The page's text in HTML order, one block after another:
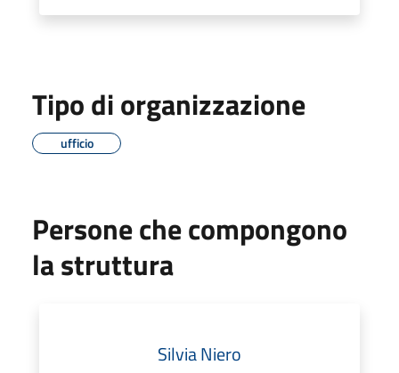
Tipo di organizzazione
ufficio
Persone che compongono
la struttura
Silvia Niero